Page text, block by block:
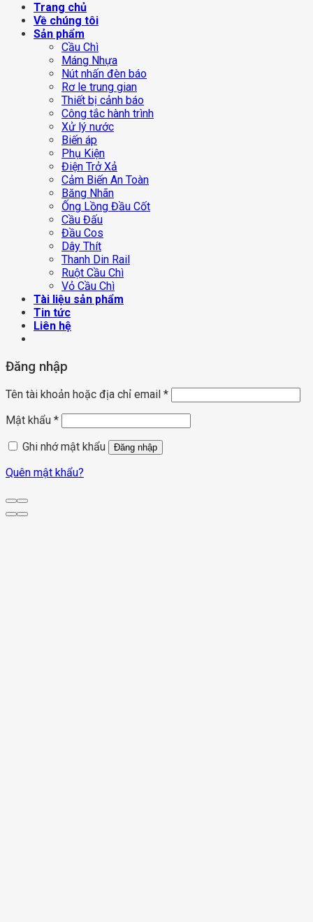
Trang chủ
Về chúng tôi
Sản phẩm
Cầu Chì
Máng Nhựa
Nút nhấn đèn báo
Rơ le trung gian
Thiết bị cảnh báo
Công tắc hành trình
Xử lý nước
Biến áp
Phụ Kiện
Điện Trở Xả
Cảm Biến An Toàn
Băng Nhãn
Ống Lồng Đầu Cốt
Cầu Đấu
Đầu Cos
Dây Thít
Thanh Din Rail
Ruột Cầu Chì
Vỏ Cầu Chì
Tài liệu sản phẩm
Tin tức
Liên hệ
Đăng nhập
Tên tài khoản hoặc địa chỉ email *
Mật khẩu *
Ghi nhớ mật khẩu
Đăng nhập
Quên mật khẩu?